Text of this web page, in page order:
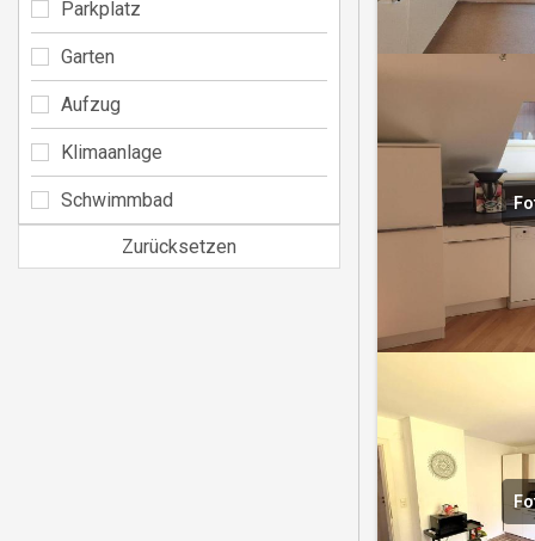
Parkplatz
Garten
Aufzug
Klimaanlage
Schwimmbad
Zurücksetzen